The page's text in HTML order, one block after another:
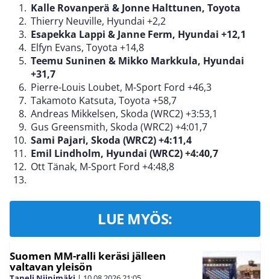
Kalle Rovanperä & Jonne Halttunen, Toyota
Thierry Neuville, Hyundai +2,2
Esapekka Lappi & Janne Ferm, Hyundai +12,1
Elfyn Evans, Toyota +14,8
Teemu Suninen & Mikko Markkula, Hyundai
+31,7
Pierre-Louis Loubet, M-Sport Ford +46,3
Takamoto Katsuta, Toyota +58,7
Andreas Mikkelsen, Skoda (WRC2) +3:53,1
Gus Greensmith, Skoda (WRC2) +4:01,7
Sami Pajari, Skoda (WRC2) +4:11,4
Emil Lindholm, Hyundai (WRC2) +4:40,7
Ott Tänak, M-Sport Ford +4:48,8
LUE MYÖS:
Suomen MM-ralli keräsi jälleen
valtavan yleisön